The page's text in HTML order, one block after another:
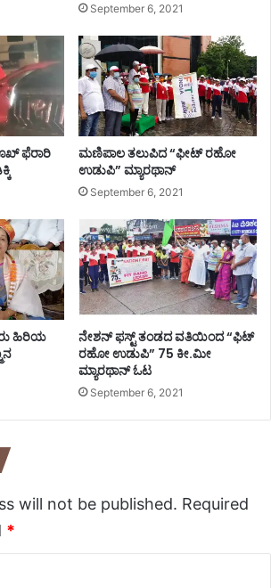
September 6, 2021
ಫೆರಾರಿ
ಮಣಿಪಾಲ ತಲುಪಿದ “ಫೀಟ್ ರಹೋ
ಉಡುಪಿ” ಮ್ಯಾರಥಾನ್
September 6, 2021
ಹಿರಿಯ
ನೇಶನ್ ಫಸ್ಟ್ ತಂಡದ ವತಿಯಿಂದ “ಫಿಟ್
ರಹೋ ಉಡುಪಿ” 75 ಕೀ.ಮೀ
ಮ್ಯಾರಥಾನ್ ಓಟ
September 6, 2021
will not be published. Required
*